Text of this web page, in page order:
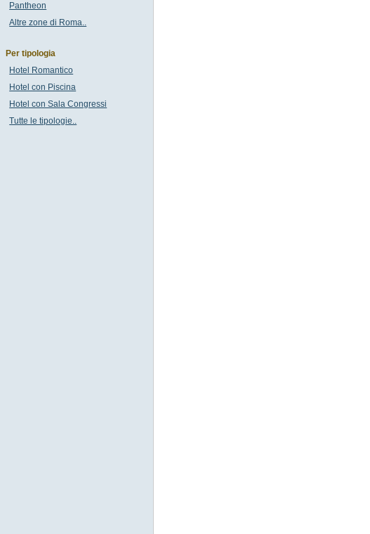
Pantheon
Altre zone di Roma..
Per tipologia
Hotel Romantico
Hotel con Piscina
Hotel con Sala Congressi
Tutte le tipologie..